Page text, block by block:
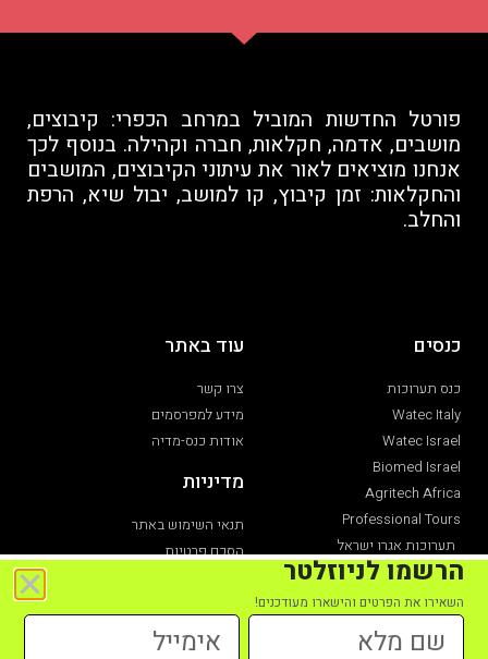
פורטל החדשות המוביל במרחב הכפרי: קיבוצים,
מושבים, אדמה, חקלאות, חברה וקהילה. בנוסף לכך
אנחנו מוציאים לאור את עיתוני הקיבוצים, המושבים
והחקלאות: זמן קיבוץ, קו למושב, יבול שיא, הרפת
והחלב.
כנסים
כנס תערוכות
Watec Italy
Watec Israel
Biomed Israel
Agritech Africa
Professional Tours
תערוכות אגרו ישראל
תערוכת חקלאות
עוד באתר
צרו קשר
מידע למפרסמים
אודות כנס-מדיה
מדיניות
תנאי השימוש באתר
הסכם פרטיות
הרשמו לניוזלטר
השאירו את הפרטים והישארו מעודכנים!